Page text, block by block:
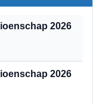
2026
2026